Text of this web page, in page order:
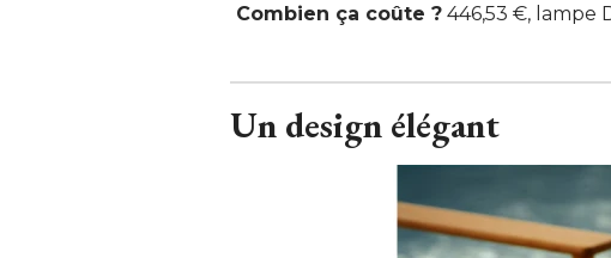
Combien ça coûte ? 446,53 €, lampe
Un design élégant